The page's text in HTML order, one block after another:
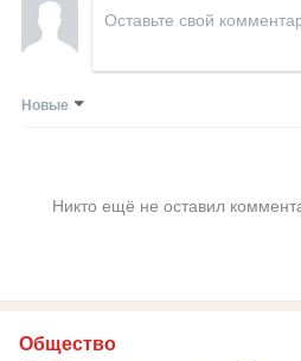
Новые
Никто ещё не оставил
Общество